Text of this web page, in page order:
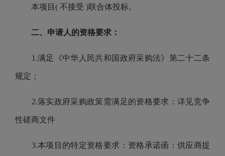
本项目( 不接受 )联合体投标。
二、申请人的资格要求：
1.满足《中华人民共和国政府采购法》第二十二条
规定；
2.落实政府采购政策需满足的资格要求：详见竞争
性磋商文件
3.本项目的特定资格要求：资格承诺函：供应商提